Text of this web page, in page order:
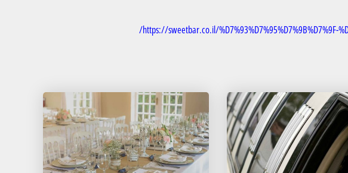
https://sweetbar.co.il/%D7%93%D7%95%D7%9B%D7%9F-